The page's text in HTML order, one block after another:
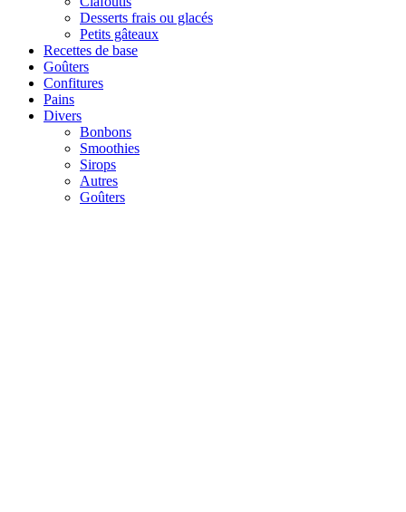
Desserts frais ou glacés
Petits gâteaux
Recettes de base
Goûters
Confitures
Pains
Divers
Bonbons
Smoothies
Sirops
Autres
Goûters